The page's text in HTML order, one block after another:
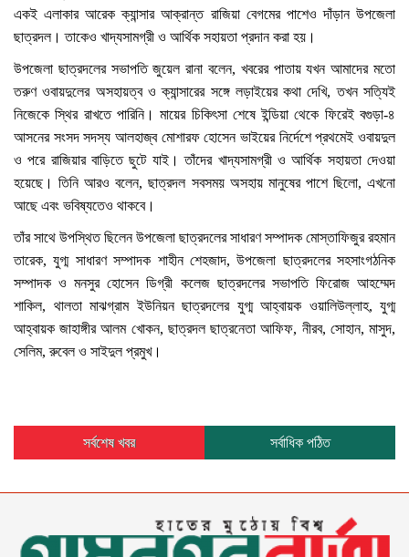
একই এলাকার আরেক ক্যান্সার আক্রান্ত রাজিয়া বেগমের পাশেও দাঁড়ান উপজেলা
ছাত্রদল। তাকেও খাদ্যসামগ্রী ও আর্থিক সহায়তা প্রদান করা হয়।
উপজেলা ছাত্রদলের সভাপতি জুয়েল রানা বলেন, খবরের পাতায় যখন আমাদের মতো
তরুণ ওবায়দুলের অসহায়ত্ব ও ক্যান্সারের সঙ্গে লড়াইয়ের কথা দেখি, তখন সত্যিই
নিজেকে স্থির রাখতে পারিনি। মায়ের চিকিৎসা শেষে ইন্ডিয়া থেকে ফিরেই বগুড়া-৪
আসনের সংসদ সদস্য আলহাজ্ব মোশারফ হোসেন ভাইয়ের নির্দেশে প্রথমেই ওবায়দুল
ও পরে রাজিয়ার বাড়িতে ছুটে যাই। তাঁদের খাদ্যসামগ্রী ও আর্থিক সহায়তা দেওয়া
হয়েছে। তিনি আরও বলেন, ছাত্রদল সবসময় অসহায় মানুষের পাশে ছিলো, এখনো
আছে এবং ভবিষ্যতেও থাকবে।
তাঁর সাথে উপস্থিত ছিলেন উপজেলা ছাত্রদলের সাধারণ সম্পাদক মোস্তাফিজুর রহমান
তারেক, যুগ্ম সাধারণ সম্পাদক শাহীন শেহজাদ, উপজেলা ছাত্রদলের সহসাংগঠনিক
সম্পাদক ও মনসুর হোসেন ডিগ্রী কলেজ ছাত্রদলের সভাপতি ফিরোজ আহম্মেদ
শাকিল, থালতা মাঝগ্রাম ইউনিয়ন ছাত্রদলের যুগ্ম আহ্বায়ক ওয়ালিউল্লাহ, যুগ্ম
আহ্বায়ক জাহাঙ্গীর আলম খোকন, ছাত্রদল ছাত্রনেতা আফিফ, নীরব, সোহান, মাসুদ,
সেলিম, রুবেল ও সাইদুল প্রমুখ।
সর্বশেষ খবর সর্বাধিক পঠিত